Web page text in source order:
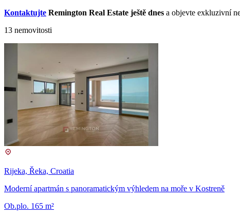
Kontaktujte Remington Real Estate ještě dnes a objevte exkluzivní
13 nemovitosti
Rijeka, Řeka, Croatia
Moderní apartmán s panoramatickým výhledem na moře v Kostreně
Ob.plo. 165 m²